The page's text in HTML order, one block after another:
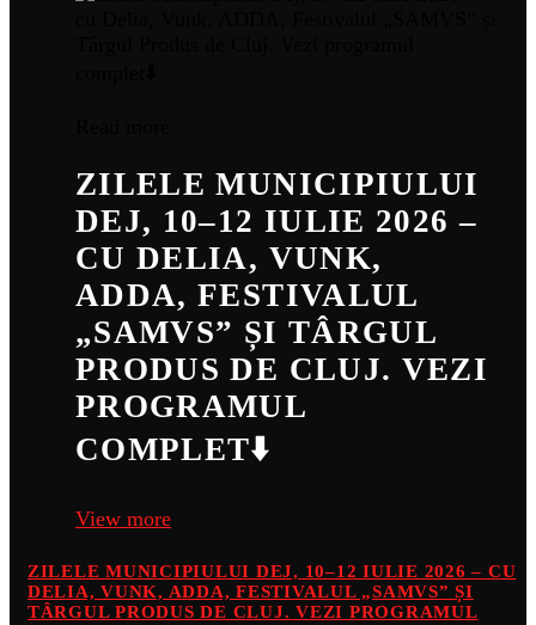
ZILELE MUNICIPIULUI
DEJ, 10–12 IULIE 2026 –
CU DELIA, VUNK,
ADDA, FESTIVALUL
„SAMVS” ȘI TÂRGUL
PRODUS DE CLUJ. VEZI
PROGRAMUL
COMPLET⬇️
View more
ZILELE MUNICIPIULUI DEJ, 10–12 IULIE 2026 – CU
DELIA, VUNK, ADDA, FESTIVALUL „SAMVS” ȘI
TÂRGUL PRODUS DE CLUJ. VEZI PROGRAMUL